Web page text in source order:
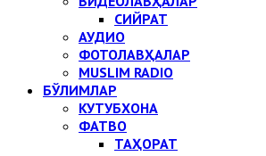
СИЙРАТ
АУДИО
ФОТОЛАВҲАЛАР
MUSLIM RADIO
БЎЛИМЛАР
КУТУБХОНА
ФАТВО
ТАҲОРАТ